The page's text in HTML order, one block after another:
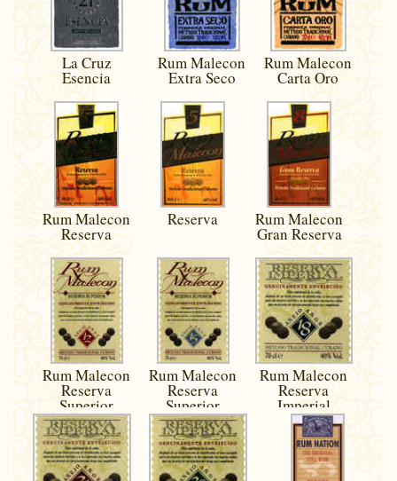
La Cruz
Esencia
Rum Malecon
Extra Seco
Rum Malecon
Carta Oro
Rum Malecon
Reserva
Reserva Rum Malecon
Gran Reserva
Rum Malecon
Reserva
Superior
Rum Malecon
Reserva
Superior
Rum Malecon
Reserva
Imperial